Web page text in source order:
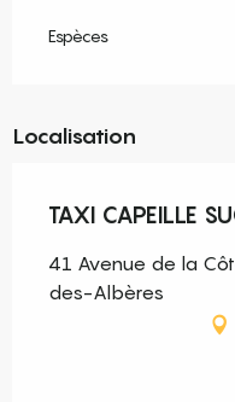
Espèces
Localisation
TAXI CAPEILLE
41 Avenue de la
des-Albères